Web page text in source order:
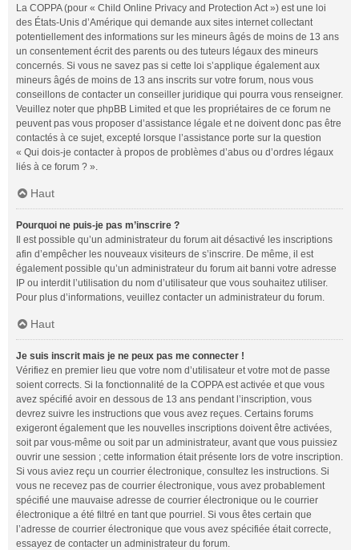
La COPPA (pour « Child Online Privacy and Protection Act ») est une loi
des États-Unis d’Amérique qui demande aux sites internet collectant
potentiellement des informations sur les mineurs âgés de moins de 13 ans
un consentement écrit des parents ou des tuteurs légaux des mineurs
concernés. Si vous ne savez pas si cette loi s’applique également aux
mineurs âgés de moins de 13 ans inscrits sur votre forum, nous vous
conseillons de contacter un conseiller juridique qui pourra vous renseigner.
Veuillez noter que phpBB Limited et que les propriétaires de ce forum ne
peuvent pas vous proposer d’assistance légale et ne doivent donc pas être
contactés à ce sujet, excepté lorsque l’assistance porte sur la question
« Qui dois-je contacter à propos de problèmes d’abus ou d’ordres légaux
liés à ce forum ? ».
Haut
Pourquoi ne puis-je pas m’inscrire ?
Il est possible qu’un administrateur du forum ait désactivé les inscriptions
afin d’empêcher les nouveaux visiteurs de s’inscrire. De même, il est
également possible qu’un administrateur du forum ait banni votre adresse
IP ou interdit l’utilisation du nom d’utilisateur que vous souhaitez utiliser.
Pour plus d’informations, veuillez contacter un administrateur du forum.
Haut
Je suis inscrit mais je ne peux pas me connecter !
Vérifiez en premier lieu que votre nom d’utilisateur et votre mot de passe
soient corrects. Si la fonctionnalité de la COPPA est activée et que vous
avez spécifié avoir en dessous de 13 ans pendant l’inscription, vous
devrez suivre les instructions que vous avez reçues. Certains forums
exigeront également que les nouvelles inscriptions doivent être activées,
soit par vous-même ou soit par un administrateur, avant que vous puissiez
ouvrir une session ; cette information était présente lors de votre inscription.
Si vous aviez reçu un courrier électronique, consultez les instructions. Si
vous ne recevez pas de courrier électronique, vous avez probablement
spécifié une mauvaise adresse de courrier électronique ou le courrier
électronique a été filtré en tant que pourriel. Si vous êtes certain que
l’adresse de courrier électronique que vous avez spécifiée était correcte,
essayez de contacter un administrateur du forum.